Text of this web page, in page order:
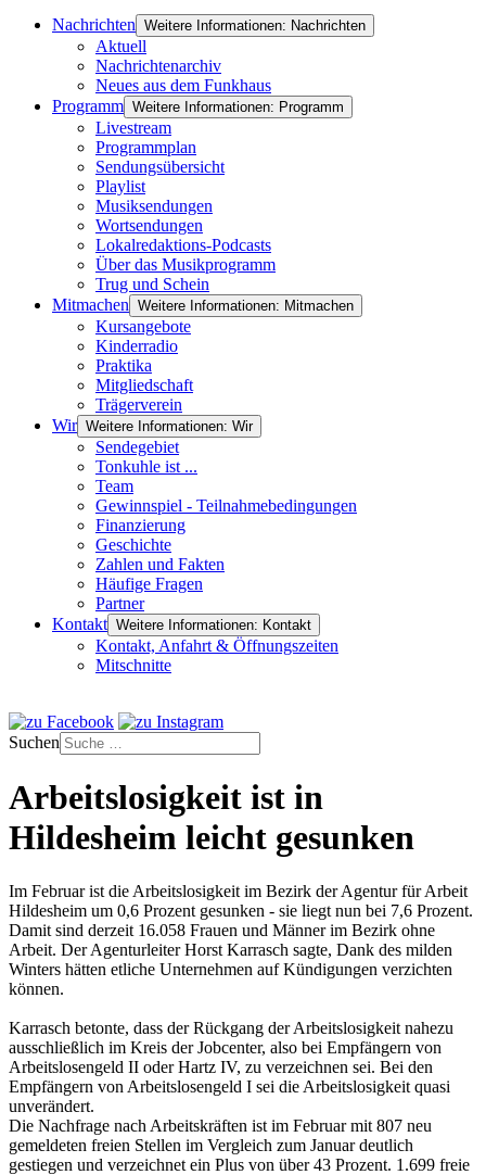
Nachrichten Weitere Informationen: Nachrichten
Aktuell
Nachrichtenarchiv
Neues aus dem Funkhaus
Programm Weitere Informationen: Programm
Livestream
Programmplan
Sendungsübersicht
Playlist
Musiksendungen
Wortsendungen
Lokalredaktions-Podcasts
Über das Musikprogramm
Trug und Schein
Mitmachen Weitere Informationen: Mitmachen
Kursangebote
Kinderradio
Praktika
Mitgliedschaft
Trägerverein
Wir Weitere Informationen: Wir
Sendegebiet
Tonkuhle ist ...
Team
Gewinnspiel - Teilnahmebedingungen
Finanzierung
Geschichte
Zahlen und Fakten
Häufige Fragen
Partner
Kontakt Weitere Informationen: Kontakt
Kontakt, Anfahrt & Öffnungszeiten
Mitschnitte
Suchen
Arbeitslosigkeit ist in
Hildesheim leicht gesunken
Im Februar ist die Arbeitslosigkeit im Bezirk der Agentur für Arbeit
Hildesheim um 0,6 Prozent gesunken - sie liegt nun bei 7,6 Prozent.
Damit sind derzeit 16.058 Frauen und Männer im Bezirk ohne
Arbeit. Der Agenturleiter Horst Karrasch sagte, Dank des milden
Winters hätten etliche Unternehmen auf Kündigungen verzichten
können.
Karrasch betonte, dass der Rückgang der Arbeitslosigkeit nahezu
ausschließlich im Kreis der Jobcenter, also bei Empfängern von
Arbeitslosengeld II oder Hartz IV, zu verzeichnen sei. Bei den
Empfängern von Arbeitslosengeld I sei die Arbeitslosigkeit quasi
unverändert.
Die Nachfrage nach Arbeitskräften ist im Februar mit 807 neu
gemeldeten freien Stellen im Vergleich zum Januar deutlich
gestiegen und verzeichnet ein Plus von über 43 Prozent. 1.699 freie